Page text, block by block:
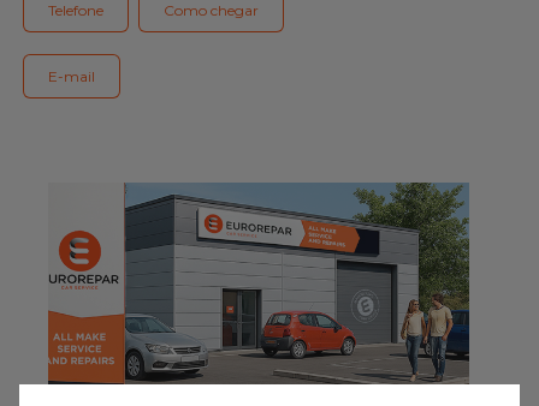
Gama Eurorepar
Serviço cliente
Integrar a rede
Telefone Como chegar
E-mail